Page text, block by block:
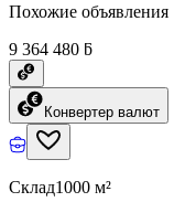
Похожие объявления
9 364 480 ƃ
Конвертер валют
Склад1000 м²